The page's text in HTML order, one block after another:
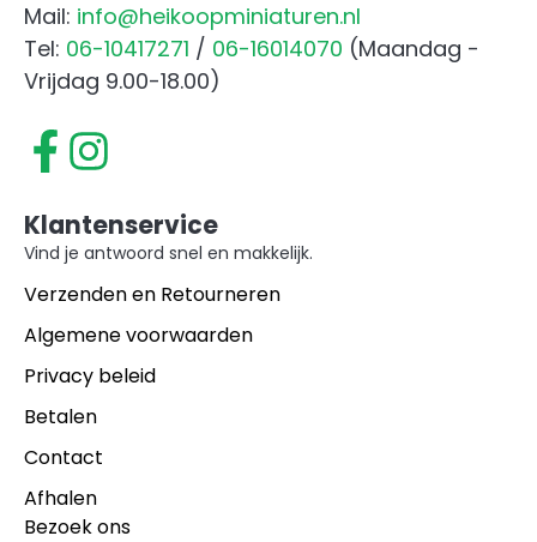
Mail: info@heikoopminiaturen.nl
Tel: 06-10417271 / 06-16014070 (Maandag -
Vrijdag 9.00-18.00)
Klantenservice
Vind je antwoord snel en makkelijk.
Verzenden en Retourneren
Algemene voorwaarden
Privacy beleid
Betalen
Contact
Afhalen
Bezoek ons